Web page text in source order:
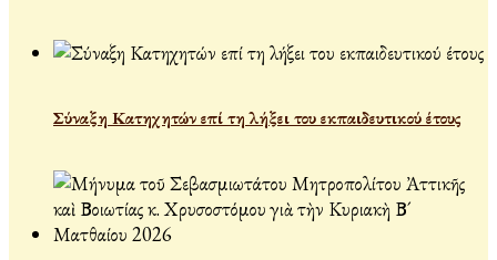
Σύναξη Κατηχητών επί τη λήξει του εκπαιδευτικού έτους